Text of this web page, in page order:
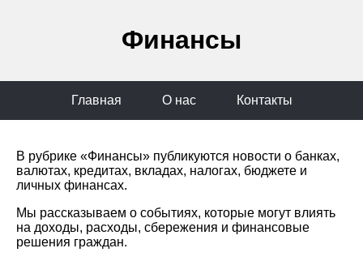
Финансы
Главная О нас Контакты
В рубрике «Финансы» публикуются новости о банках,
валютах, кредитах, вкладах, налогах, бюджете и
личных финансах.
Мы рассказываем о событиях, которые могут влиять
на доходы, расходы, сбережения и финансовые
решения граждан.